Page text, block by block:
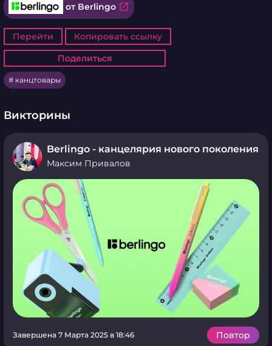
от Berlingo open_in_new
Перейти
Копировать ссылку
Поделиться
Поделиться
канцтовары
Викторины
Berlingo - канцелярия нового поколения
Максим Привалов
Завершена 7 Марта 2025 в 18:46 Повтор